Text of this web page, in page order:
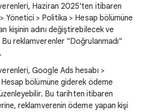
Haziran 2025'ten itibaren
Yönetici > Politika > Hesap bölümüne
kişinin adını değiştirebilecek ve
reklamverenler "Doğrulanmadı"
Google Ads hesabı >
bölümüne giderek ödeme
Bu tarihten itibaren
reklamverenin ödeme yapan kişi